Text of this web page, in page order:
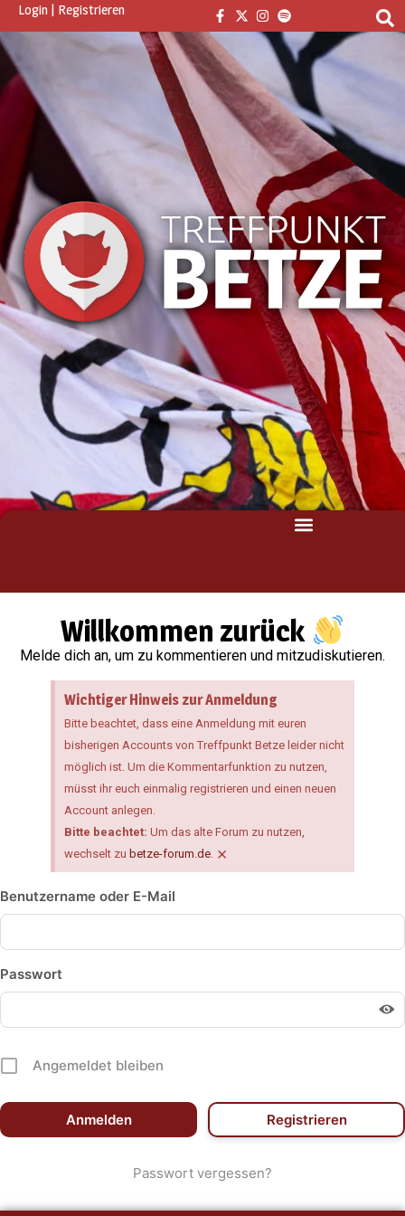
Login | Registrieren
Willkommen zurück
Melde dich an, um zu kommentieren und mitzudiskutieren.
Wichtiger Hinweis zur Anmeldung
Bitte beachtet, dass eine Anmeldung mit euren
bisherigen Accounts von Treffpunkt Betze leider nicht
möglich ist. Um die Kommentarfunktion zu nutzen,
müsst ihr euch einmalig registrieren und einen neuen
Account anlegen.
Bitte beachtet: Um das alte Forum zu nutzen,
wechselt zu betze-forum.de ×
Benutzername oder E-Mail
Passwort
Angemeldet bleiben
Registrieren
Passwort vergessen?